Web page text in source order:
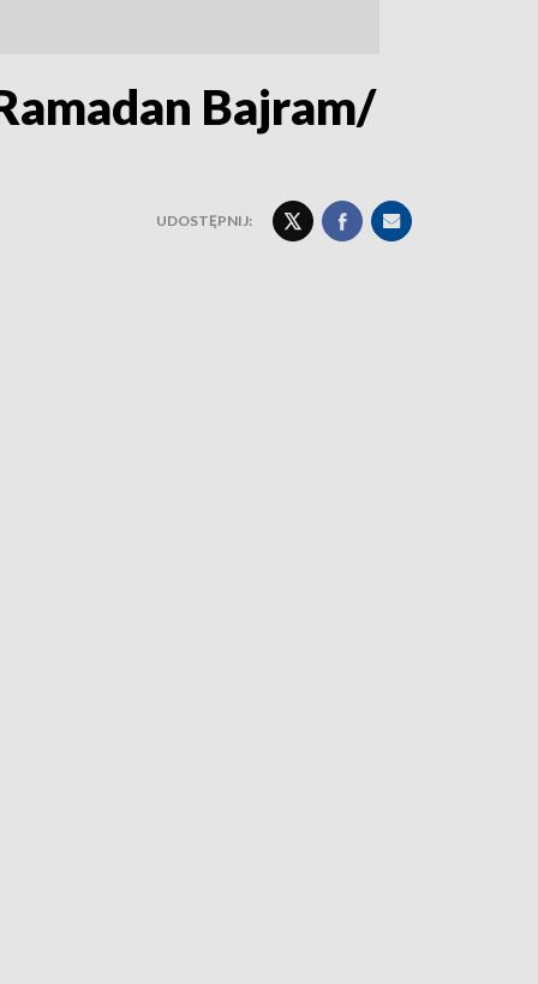
Bajram/
UDOSTĘPNIJ: